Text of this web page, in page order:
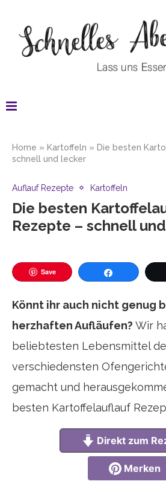
Home » Kartoffeln » Die besten
schnell und lecker
Auflauf Rezepte Kartoffeln
Die besten
Rezepte – schnell
Save
Könnt ihr auch nicht genug
herzhaften Aufläufen? Wir
beliebtesten Lebensmittel
verschiedensten
gemacht und
besten Kartoffelauflauf
Direkt zum
Merken